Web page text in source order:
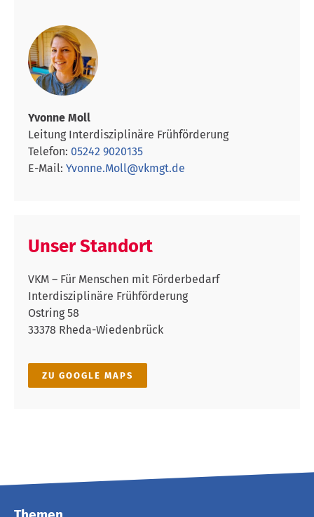
Yvonne Moll
Leitung Interdisziplinäre Frühförderung
Telefon: 05242 9020135
E-Mail: Yvonne.Moll@vkmgt.de
Unser Standort
VKM – Für Menschen mit Förderbedarf
Interdisziplinäre Frühförderung
Ostring 58
33378 Rheda-Wiedenbrück
ZU GOOGLE MAPS